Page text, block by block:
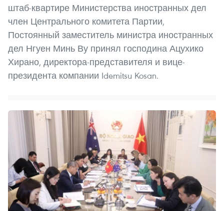
штаб-квартире Министерства иностранных дел
член Центрального комитета Партии,
Постоянный заместитель министра иностранных
дел Нгуен Минь Ву принял господина Ацухико
Хирано, директора-представителя и вице-
президента компании Idemitsu Kosan.